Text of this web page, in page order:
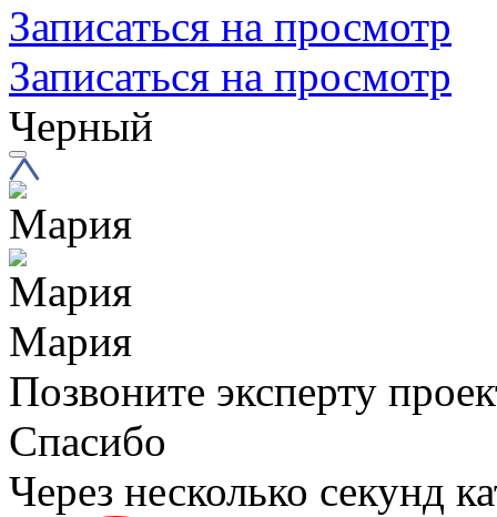
Записаться на просмотр
Записаться на просмотр
Черный
Мария
Позвоните эксперту
Спасибо
Через несколько секунд